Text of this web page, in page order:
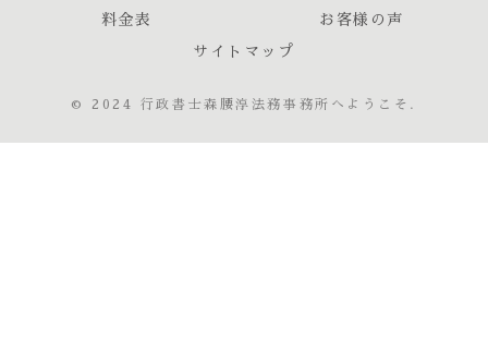
料金表
お客様の声
サイトマップ
© 2024 行政書士森腰淳法務事務所へようこそ.